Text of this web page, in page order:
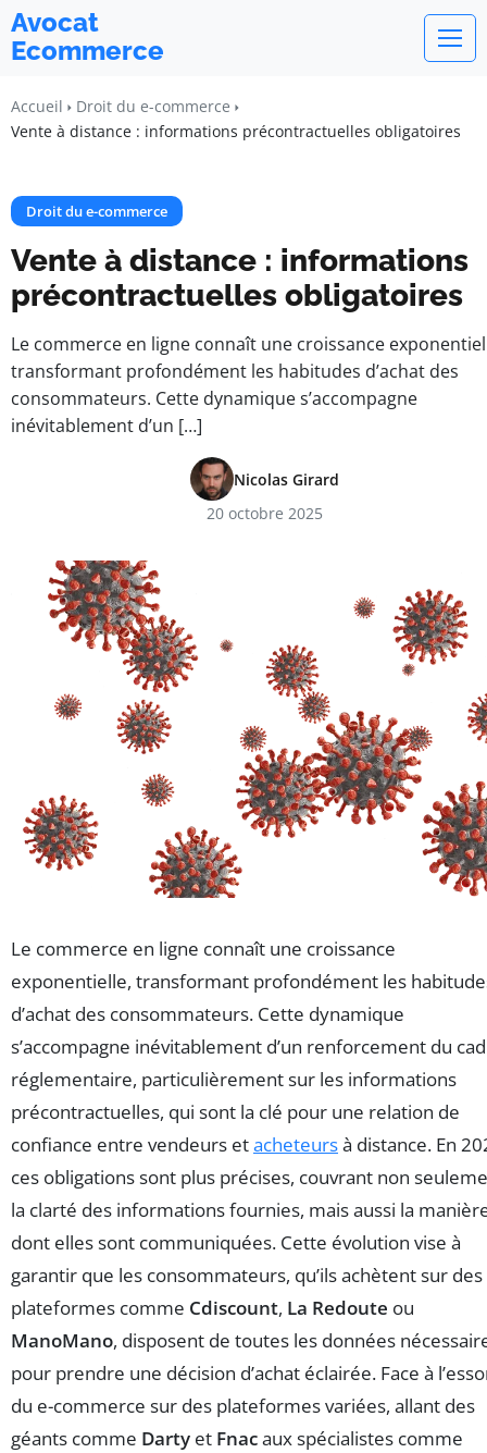
Avocat
Ecommerce
Accueil
Droit du e-commerce
Vente à distance : informations précontractuelles obligatoires
Droit du e-commerce
Vente à distance : informations
précontractuelles obligatoires
Le commerce en ligne connaît une croissance
transformant profondément les habitudes d’achat des
consommateurs. Cette dynamique s’accompagne
inévitablement d’un […]
Nicolas Girard
20 octobre 2025
Le commerce en ligne connaît une croissance
exponentielle, transformant profondément les
d’achat des consommateurs. Cette dynamique
s’accompagne inévitablement d’un renforcement du
réglementaire, particulièrement sur les informations
précontractuelles, qui sont la clé pour une relation de
confiance entre vendeurs etacheteursà distance. En
ces obligations sont plus précises, couvrant non
la clarté des informations fournies, mais aussi la
dont elles sont communiquées. Cette évolution vise à
garantir que les consommateurs, qu’ils achètent sur des
plateformes comme Cdiscount, La Redoute ou
ManoMano, disposent de toutes les données
pour prendre une décision d’achat éclairée. Face à
du e-commerce sur des plateformes variées, allant des
géants comme Darty et Fnacaux spécialistes comme